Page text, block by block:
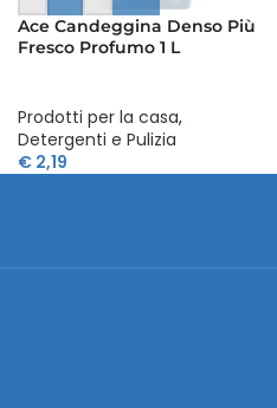
Ace Candeggina Denso Più
Fresco Profumo 1 L
Prodotti per la casa,
Detergenti e Pulizia
€ 2,19